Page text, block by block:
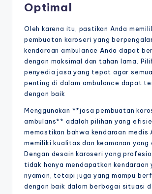
Optimal
Oleh karena itu, pastikan Anda
pembuatan karoseri yang
kendaraan ambulance Anda dapat
dengan maksimal dan tahan lama.
penyedia jasa yang tepat agar
penting di dalam ambulance dapat
dengan baik
Menggunakan **jasa pembuatan
ambulans** adalah pilihan yang
memastikan bahwa kendaraan medis
memiliki kualitas dan keamanan yang
Dengan desain karoseri yang
tidak hanya mendapatkan kendaraan
nyaman, tetapi juga yang mampu
dengan baik dalam berbagai situasi